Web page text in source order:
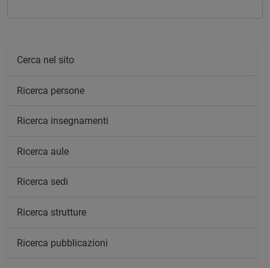
Cerca nel sito
Ricerca persone
Ricerca insegnamenti
Ricerca aule
Ricerca sedi
Ricerca strutture
Ricerca pubblicazioni